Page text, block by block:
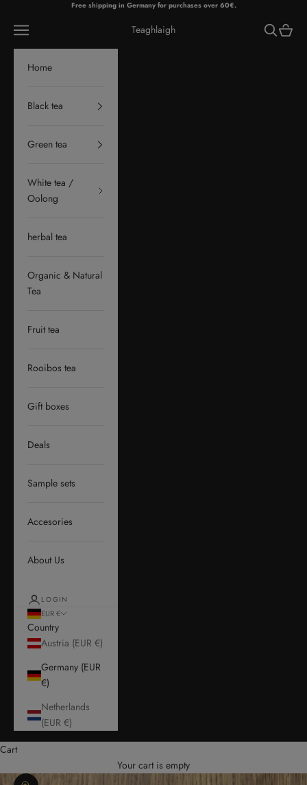
Free shipping in Germany for purchases over 60€.
Teaghlaigh
Navigation menu Search
Cart
Home
Black tea
Green tea
White tea /
Oolong
herbal tea
Organic & Natural
Tea
Fruit tea
Rooibos tea
Gift boxes
Deals
Sample sets
Accesories
About Us
LOGIN
EUR €
Country
Austria (EUR €)
Germany (EUR
€)
Netherlands
(EUR €)
Cart
Your cart is empty